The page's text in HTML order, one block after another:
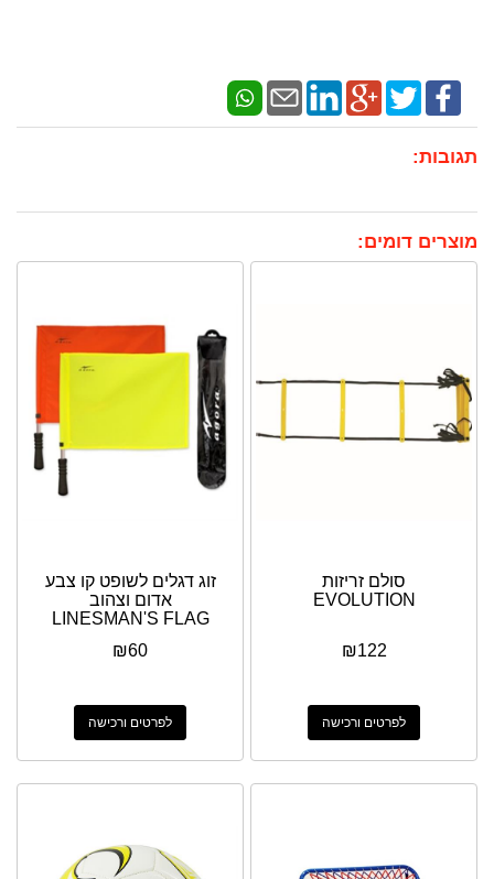
תגובות:
מוצרים דומים:
סולם זריזות
EVOLUTION
₪122
לפרטים ורכישה
זוג דגלים לשופט קו צבע
אדום וצהוב
LINESMAN'S FLAG
₪60
לפרטים ורכישה